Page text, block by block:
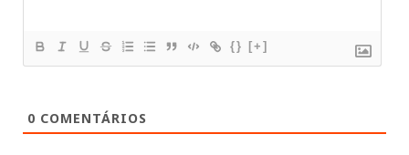
{} [+]
0 COMENTÁRIOS